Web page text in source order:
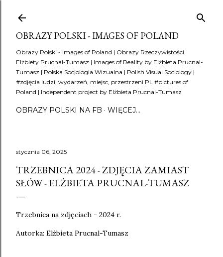
OBRAZY POLSKI - IMAGES OF POLAND
Obrazy Polski - Images of Poland | Obrazy Rzeczywistości
Elżbiety Prucnal-Tumasz | Images of Reality by Elżbieta Prucnal-
Tumasz | Polska Socjologia Wizualna | Polish Visual Sociology |
#zdjęcia ludzi, wydarzeń, miejsc, przestrzeni PL #pictures of
Poland | Independent project by Elżbieta Prucnal-Tumasz
OBRAZY POLSKI NA FB WIĘCEJ…
stycznia 06, 2025
TRZEBNICA 2024 - ZDJĘCIA ZAMIAST
SŁÓW - ELŻBIETA PRUCNAL-TUMASZ
Trzebnica na zdjęciach - 2024 r.
Autorka: Elżbieta Prucnal-Tumasz